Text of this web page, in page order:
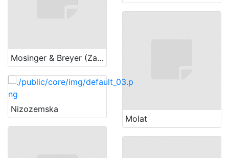
Molat
Mosinger & Breyer (Zagreb)
Nizozemska